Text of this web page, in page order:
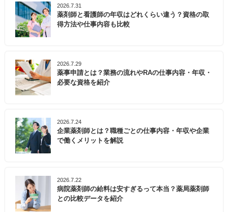
2026.7.31
薬剤師と看護師の年収はどれくらい違う？資格の取
得方法や仕事内容も比較
2026.7.29
薬事申請とは？業務の流れやRAの仕事内容・年収・
必要な資格を紹介
2026.7.24
企業薬剤師とは？職種ごとの仕事内容・年収や企業
で働くメリットを解説
2026.7.22
病院薬剤師の給料は安すぎるって本当？薬局薬剤師
との比較データを紹介